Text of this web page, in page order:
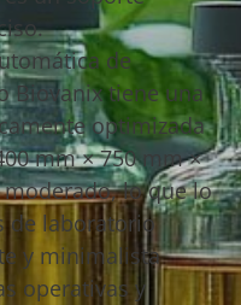
de
Biovanix tiene una
optimizada
mm × 750 mm ×
lo que lo
de laboratorio
y minimalista
operativas y